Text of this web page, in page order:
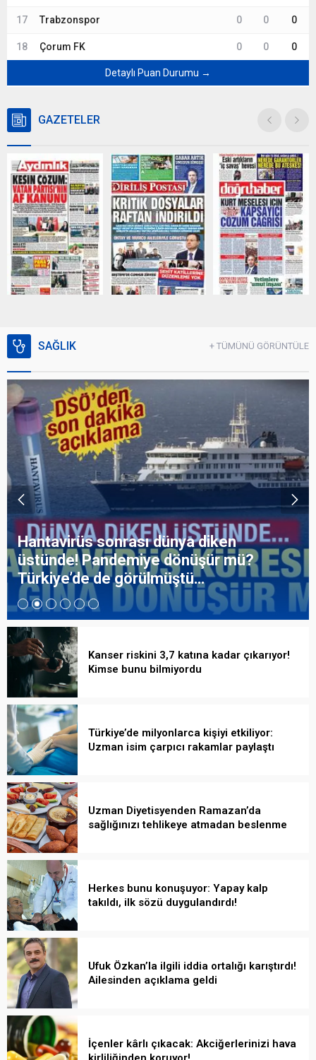
17 Trabzonspor 0 0 0
18 Çorum FK 0 0 0
Detaylı Puan Durumu →
GAZETELER
SAĞLIK + TÜMÜNÜ GÖRÜNTÜLE
Hantavirüs sonrası dünya diken
üstünde! Pandemiye dönüşür mü?
Türkiye’de de görülmüştü…
Kanser riskini 3,7 katına kadar çıkarıyor!
Kimse bunu bilmiyordu
Türkiye’de milyonlarca kişiyi etkiliyor:
Uzman isim çarpıcı rakamlar paylaştı
Uzman Diyetisyenden Ramazan’da
sağlığınızı tehlikeye atmadan beslenme
Herkes bunu konuşuyor: Yapay kalp
takıldı, ilk sözü duygulandırdı!
Ufuk Özkan’la ilgili iddia ortalığı karıştırdı!
Ailesinden açıklama geldi
İçenler kârlı çıkacak: Akciğerlerinizi hava